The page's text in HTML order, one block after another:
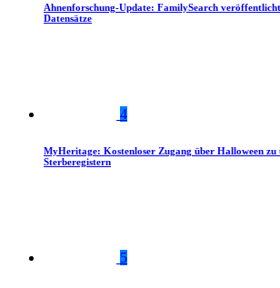
Ahnenforschung-Update: FamilySearch
Datensätze
4
MyHeritage: Kostenloser Zugang über Halloween
Sterberegistern
5